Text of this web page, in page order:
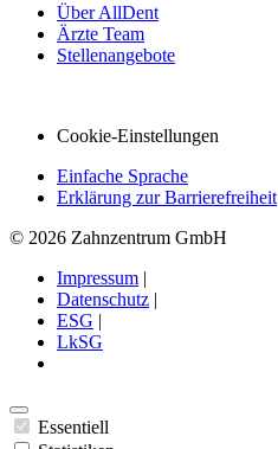
Über AllDent
Ärzte Team
Stellenangebote
Cookie-Einstellungen
Einfache Sprache
Erklärung zur Barrierefreiheit
© 2026 Zahnzentrum GmbH
Impressum |
Datenschutz |
ESG |
LkSG
Essentiell